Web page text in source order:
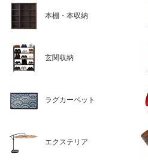
本棚・本収納
玄関収納
ラグカーペット
エクステリア